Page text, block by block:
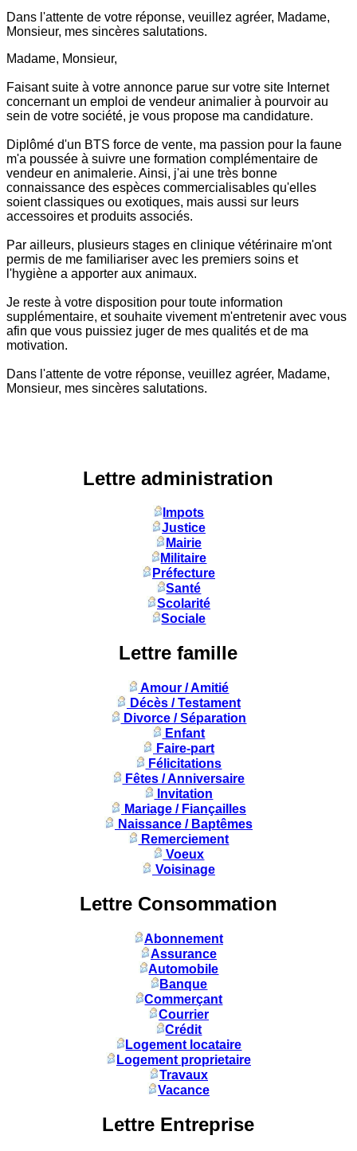
Dans l'attente de votre réponse, veuillez agréer, Madame,
Monsieur, mes sincères salutations.
Madame, Monsieur,
Faisant suite à votre annonce parue sur votre site Internet
concernant un emploi de vendeur animalier à pourvoir au
sein de votre société, je vous propose ma candidature.
Diplômé d'un BTS force de vente, ma passion pour la faune
m'a poussée à suivre une formation complémentaire de
vendeur en animalerie. Ainsi, j'ai une très bonne
connaissance des espèces commercialisables qu'elles
soient classiques ou exotiques, mais aussi sur leurs
accessoires et produits associés.
Par ailleurs, plusieurs stages en clinique vétérinaire m'ont
permis de me familiariser avec les premiers soins et
l'hygiène a apporter aux animaux.
Je reste à votre disposition pour toute information
supplémentaire, et souhaite vivement m'entretenir avec vous
afin que vous puissiez juger de mes qualités et de ma
motivation.
Dans l'attente de votre réponse, veuillez agréer, Madame,
Monsieur, mes sincères salutations.
Lettre administration
Impots
Justice
Mairie
Militaire
Préfecture
Santé
Scolarité
Sociale
Lettre famille
Amour / Amitié
Décès / Testament
Divorce / Séparation
Enfant
Faire-part
Félicitations
Fêtes / Anniversaire
Invitation
Mariage / Fiançailles
Naissance / Baptêmes
Remerciement
Voeux
Voisinage
Lettre Consommation
Abonnement
Assurance
Automobile
Banque
Commerçant
Courrier
Crédit
Logement locataire
Logement proprietaire
Travaux
Vacance
Lettre Entreprise